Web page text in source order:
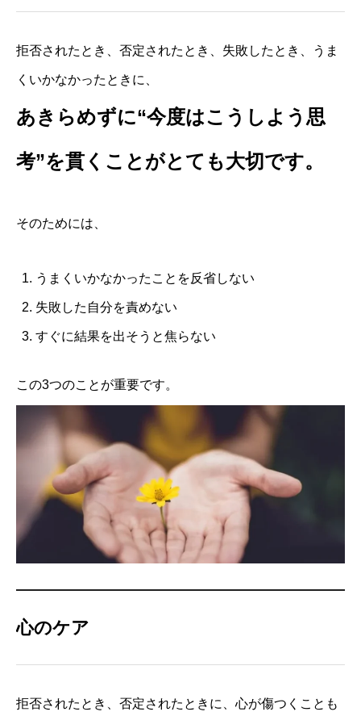
拒否されたとき、否定されたとき、失敗したとき、うま
くいかなかったときに、
あきらめずに“今度はこうしよう思
考”を貫くことがとても大切です。
そのためには、
うまくいかなかったことを反省しない
失敗した自分を責めない
すぐに結果を出そうと焦らない
この3つのことが重要です。
心のケア
拒否されたとき、否定されたときに、心が傷つくことも
受講者様の声
会社概要 プロフィール
BLOG